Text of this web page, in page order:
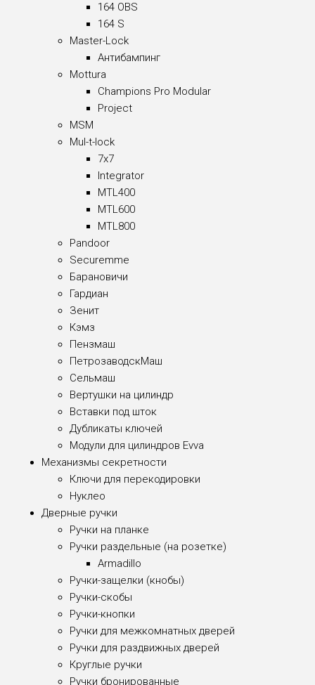
164 OBS
164 S
Master-Lock
Антибампинг
Mottura
Champions Pro Modular
Project
MSM
Mul-t-lock
7x7
Integrator
MTL400
MTL600
MTL800
Pandoor
Securemme
Барановичи
Гардиан
Зенит
Кэмз
Пензмаш
ПетрозаводскМаш
Сельмаш
Вертушки на цилиндр
Вставки под шток
Дубликаты ключей
Модули для цилиндров Evva
Механизмы секретности
Ключи для перекодировки
Нуклео
Дверные ручки
Ручки на планке
Ручки раздельные (на розетке)
Armadillo
Ручки-защелки (кнобы)
Ручки-скобы
Ручки-кнопки
Ручки для межкомнатных дверей
Ручки для раздвижных дверей
Круглые ручки
Ручки бронированные